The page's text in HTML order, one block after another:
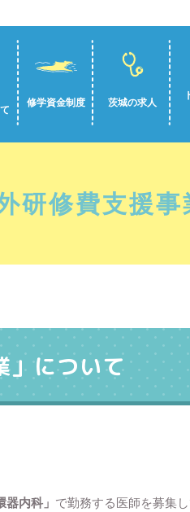
修学資金制度 茨城の求人
研修費支援事
」について
器内科」 で勤務する医師を募集